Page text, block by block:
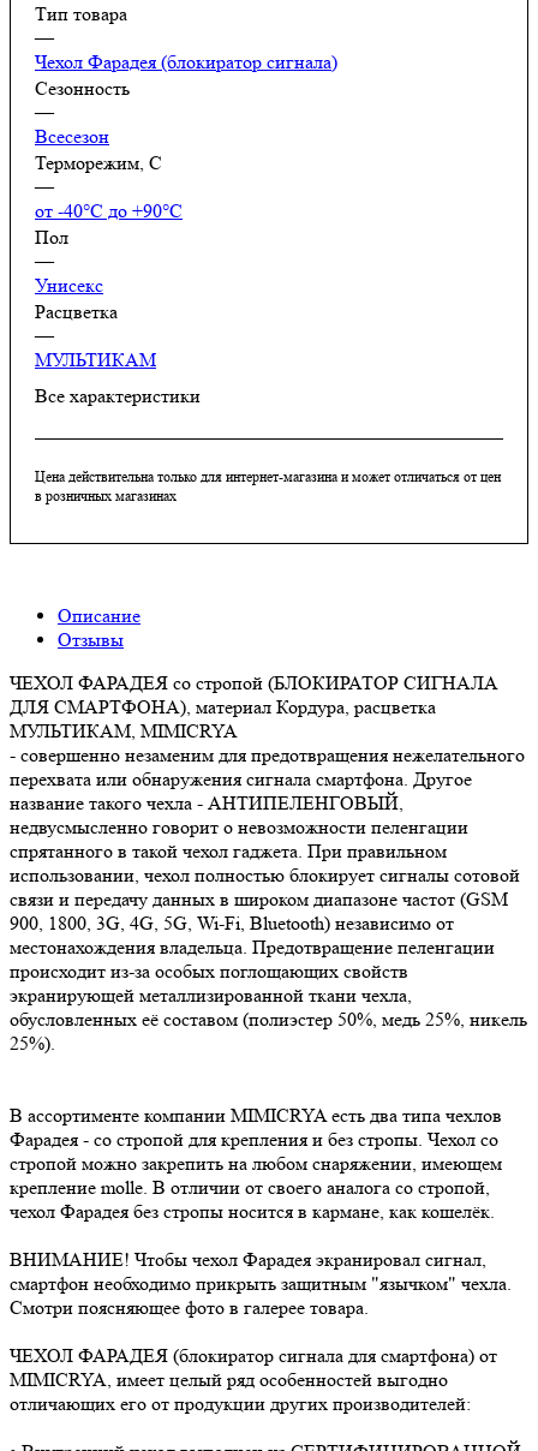
Тип товара
—
Чехол Фарадея (блокиратор сигнала)
Сезонность
—
Всесезон
Терморежим, C
—
от -40°С до +90°С
Пол
—
Унисекс
Расцветка
—
МУЛЬТИКАМ
Все характеристики
Цена действительна только для интернет-магазина и может отличаться от цен
в розничных магазинах
Описание
Отзывы
ЧЕХОЛ ФАРАДЕЯ со стропой (БЛОКИРАТОР СИГНАЛА
ДЛЯ СМАРТФОНА), материал Кордура, расцветка
МУЛЬТИКАМ, MIMICRYA
- совершенно незаменим для предотвращения нежелательного
перехвата или обнаружения сигнала смартфона. Другое
название такого чехла - АНТИПЕЛЕНГОВЫЙ,
недвусмысленно говорит о невозможности пеленгации
спрятанного в такой чехол гаджета. При правильном
использовании, чехол полностью блокирует сигналы сотовой
связи и передачу данных в широком диапазоне частот (GSM
900, 1800, 3G, 4G, 5G, Wi-Fi, Bluetooth) независимо от
местонахождения владельца. Предотвращение пеленгации
происходит из-за особых поглощающих свойств
экранирующей металлизированной ткани чехла,
обусловленных её составом (полиэстер 50%, медь 25%, никель
25%).
В ассортименте компании MIMICRYA есть два типа чехлов
Фарадея - со стропой для крепления и без стропы. Чехол со
стропой можно закрепить на любом снаряжении, имеющем
крепление molle. В отличии от своего аналога со стропой,
чехол Фарадея без стропы носится в кармане, как кошелёк.
ВНИМАНИЕ! Чтобы чехол Фарадея экранировал сигнал,
смартфон необходимо прикрыть защитным "язычком" чехла.
Смотри поясняющее фото в галерее товара.
ЧЕХОЛ ФАРАДЕЯ (блокиратор сигнала для смартфона) от
MIMICRYA, имеет целый ряд особенностей выгодно
отличающих его от продукции других производителей: